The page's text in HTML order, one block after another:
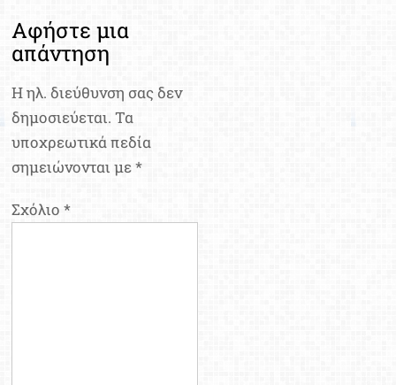
Αφήστε μια
απάντηση
Η ηλ. διεύθυνση σας δεν
δημοσιεύεται. Τα
υποχρεωτικά πεδία
σημειώνονται με*
Σχόλιο*